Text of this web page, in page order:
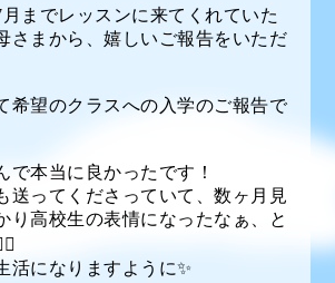
までレッスンに来てくれていた
さまから、嬉しいご報告をいただ
希望のクラスへの入学のご報告で
で本当に良かったです！
送ってくださっていて、数ヶ月見
り高校生の表情になったなぁ、と
活になりますように✨